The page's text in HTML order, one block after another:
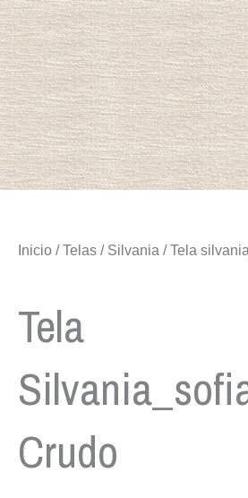
Inicio /Telas / Silvania / Tela
Tela
Crudo